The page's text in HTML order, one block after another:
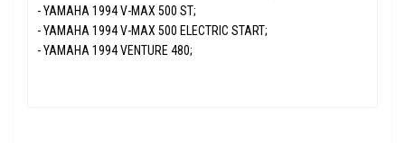
- YAMAHA 1994 V-MAX 500 ST;
- YAMAHA 1994 V-MAX 500 ELECTRIC START;
- YAMAHA 1994 VENTURE 480;